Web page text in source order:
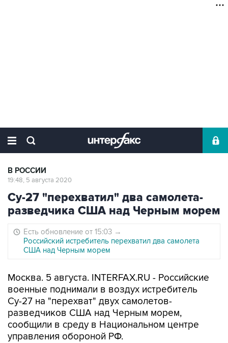
В РОССИИ
19:48, 5 августа 2020
Су-27 "перехватил" два самолета-
разведчика США над Черным морем
Есть обновление от 15:03 →
Российский истребитель перехватил два самолета
США над Черным морем
Москва. 5 августа. INTERFAX.RU - Российские
военные поднимали в воздух истребитель
Су-27 на "перехват" двух самолетов-
разведчиков США над Черным морем,
сообщили в среду в Национальном центре
управления обороной РФ.